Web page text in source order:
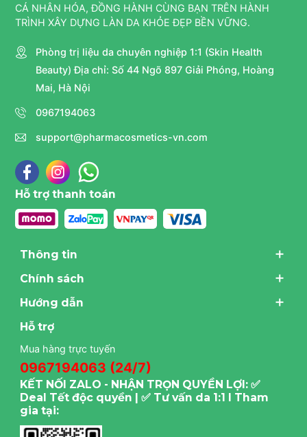
CÁ NHÂN HÓA, ĐỒNG HÀNH CÙNG BẠN TRÊN HÀNH
TRÌNH XÂY DỰNG LÀN DA KHỎE ĐẸP BỀN VỮNG.
Phòng trị liệu da chuyên nghiệp 1:1 (Skin Health
Beauty) Địa chỉ: Số 44 Ngõ 897 Giải Phóng, Hoàng
Mai, Hà Nội
0967194063
support@pharmacosmetics-vn.com
Hỗ trợ thanh toán
Thông tin
Chính sách
Hướng dẫn
Hỗ trợ
Mua hàng trực tuyến
0967194063 (24/7)
KẾT NỐI ZALO - NHẬN TRỌN QUYỀN LỢI: ✅
Deal Tết độc quyền | ✅ Tư vấn da 1:1 I Tham
gia tại: